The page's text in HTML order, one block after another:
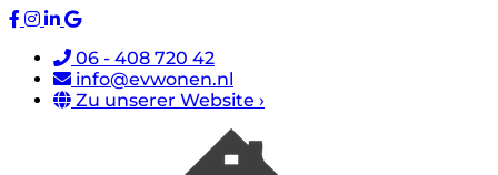
06 - 408 720 42
info@evwonen.nl
Zu unserer Website ›